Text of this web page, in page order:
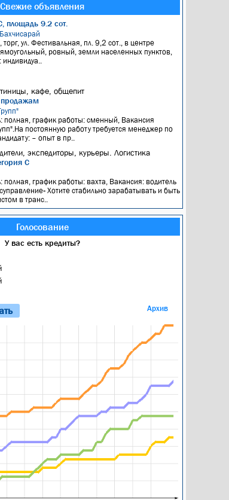
Свежие объявления
площадь 9.2 сот.
ул. Фестивальная, пл. 9,2 сот., в центре
ровный, земли населенных пунктов,
индивидуа..
кафе, общепит
полная, график работы: сменный, Вакансия
постоянную работу требуется менеджер по
– опыт в пр..
экспедиторы, курьеры. Логистика
С
полная, график работы: вахта, Вакансия: водитель
Хотите стабильно зарабатывать и быть
в транс..
Голосование
У вас есть кредиты?
Архив